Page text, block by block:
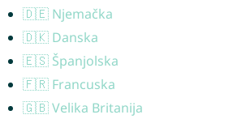
🇩🇪 Njemačka
🇩🇰 Danska
🇪🇸 Španjolska
🇫🇷 Francuska
🇬🇧 Velika Britanija